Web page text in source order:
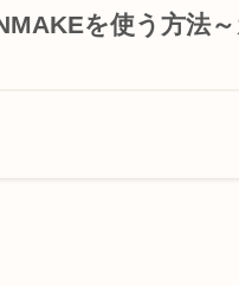
を使う方法